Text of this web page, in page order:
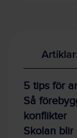
5 tips för
Så
konflikter
Skolan blir